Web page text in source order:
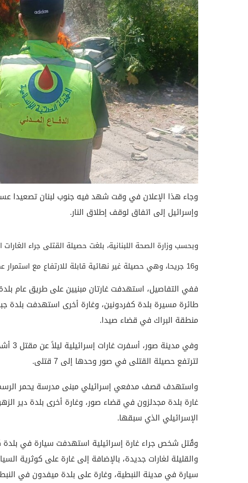
وجاء هذا الإعلان في وقت شهد فيه جنوب لبنان تصعيدا
وإسرائيل إلى اتفاق لوقف إطلاق النار.
و16 جريحا، وهي حصيلة غير نهائية قابلة للارتفاع مع استمرار عمليات البحث والإنقاذ والغارات المتواصلة.
ففي التفاصيل، استهدفت غارتان مبنيين على طريق عام
طائرة مسيرة بلدة كفردونين، وغارة أخرى استهدفت
منطقة البراك في قضاء صيدا.
لترتفع حصيلة القتلى في صور وحدها إلى 7 قتلى.
واستهدف قصف مدفعي إسرائيلي مبنى مدرسة يحمر
غارة بلدة مجدلزون في قضاء صور، وغارة أخرى بلدة دير
الإسرائيلي الذي سبقها.
وقُتل شخص جراء غارة إسرائيلية استهدفت سيارة في بلدة
والقليلة لغارات جديدة، بالإضافة إلى غارة على كوثرية
سيارة في مدينة النبطية، وغارة على بلدة ميفدون في